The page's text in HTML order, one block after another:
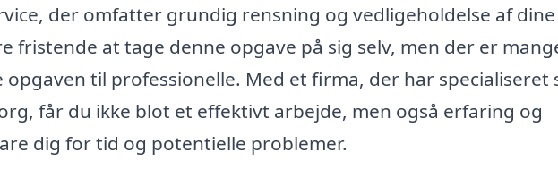
der omfatter grundig rensning og vedligeholdelse af dine
fristende at tage denne opgave på sig selv, men der er
til professionelle. Med et firma, der har specialiseret
får du ikke blot et effektivt arbejde, men også erfaring og
dig for tid og potentielle problemer.